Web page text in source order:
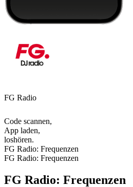
FG Radio
Code scannen,
App laden,
loshören.
FG Radio: Frequenzen
FG Radio: Frequenzen
FG Radio: Frequenzen